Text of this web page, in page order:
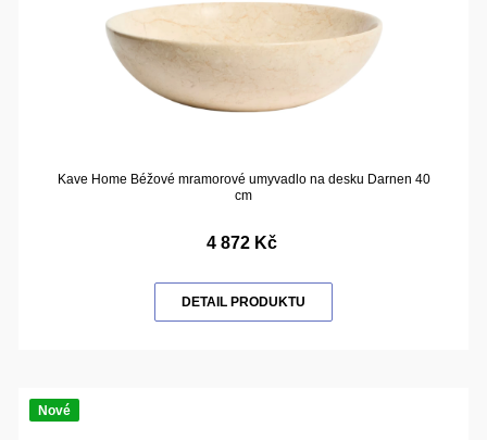
Kave Home Béžové mramorové umyvadlo na desku Darnen 40
cm
4 872 Kč
DETAIL PRODUKTU
Nové